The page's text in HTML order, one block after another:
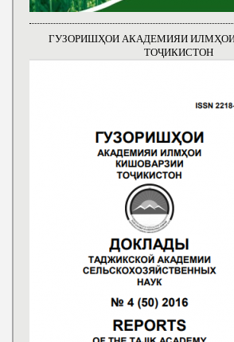
ГУЗОРИШҲОИ АКАДЕМИЯИ
ТОҶИКИСТОН